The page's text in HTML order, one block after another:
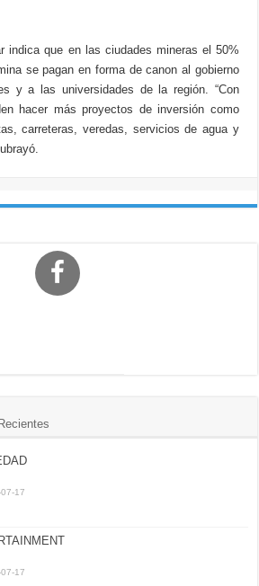
indica que en las ciudades mineras el 50%
se pagan en forma de canon al gobierno
y a las universidades de la región. “Con
hacer más proyectos de inversión como
carreteras, veredas, servicios de agua y
17
17